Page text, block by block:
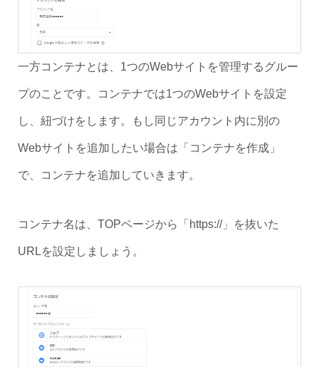
一方コンテナとは、1つのWebサイトを管理するグルー
プのことです。コンテナでは1つのWebサイトを設定
し、紐づけをします。もし同じアカウント内に別の
Webサイトを追加したい場合は「コンテナを作成」
で、コンテナを追加していきます。
コンテナ名は、TOPページから「https://」を抜いた
URLを設定しましょう。